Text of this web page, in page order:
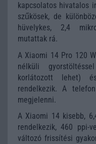
kapcsolatos hivatalos
szűkösek, de
hüvelykes, 2,4
mutattak rá.
A Xiaomi 14 Pro 120
nélküli
korlátozott lehet)
rendelkezik. A
megjelenni.
A Xiaomi 14 kisebb,
rendelkezik, 460 ppi-
változó frissítési